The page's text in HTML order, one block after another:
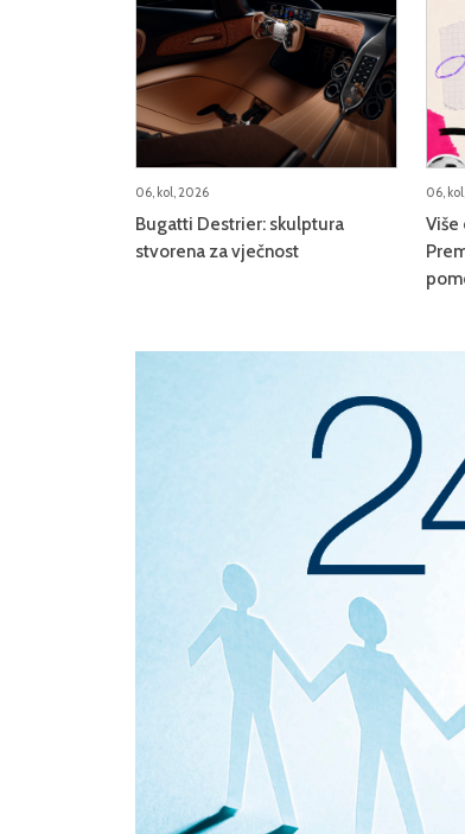
06, kol, 2026
Bugatti Destrier: skulptura
stvorena za vječnost
06,
Više